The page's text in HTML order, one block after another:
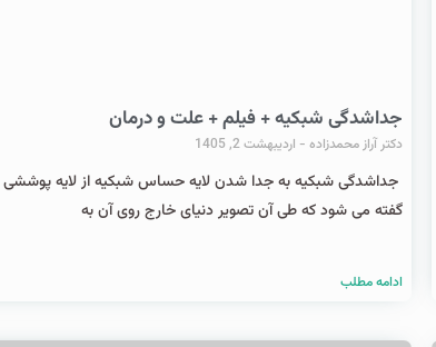
جداشدگی شبکیه + فیلم + علت و درمان
دکتر آراز محمدزاده اردیبهشت 2, 1405
جداشدگی شبکیه به جدا شدن لایه حساس شبکیه از لایه پوششی
گفته می شود که طی آن تصویر دنیای خارج روی آن به
ادامه مطلب